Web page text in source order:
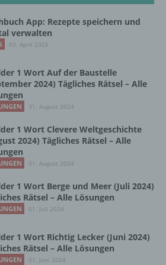
App: Rezepte speichern und
verwalten
03. April 2025
1 Wort Auf der Baustelle
2024) Tägliches Rätsel – Alle
31. August 2024
1 Wort Clevere Weltgeschichte
2024) Tägliches Rätsel – Alle
01. August 2024
1 Wort Berge und Meer (Juli 2024)
Rätsel – Alle Lösungen
01. Juli 2024
1 Wort Richtig Lecker (Juni 2024)
Rätsel – Alle Lösungen
01. Juni 2024
mit personenbezogenen
Erheben, das Erfassen, die
das Ordnen, die Speicherung,
Abfragen, die Verwendung,
durch Übermittlung,
eine andere Form der
den Abgleich oder die
die Vernichtung.
der Verarbeitung
der Verarbeitung ist die
einzuschränken.